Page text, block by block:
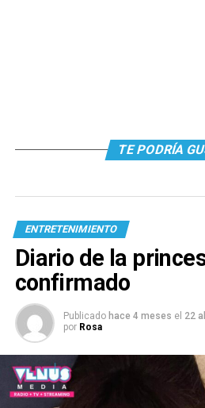
TE PODRÍA
ENTRETENIMIENTO
Diario de la
confirmado
Publicado hace 4 meses el 22
por Rosa